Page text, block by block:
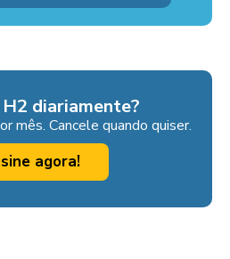
diariamente?
mês. Cancele quando quiser.
agora!